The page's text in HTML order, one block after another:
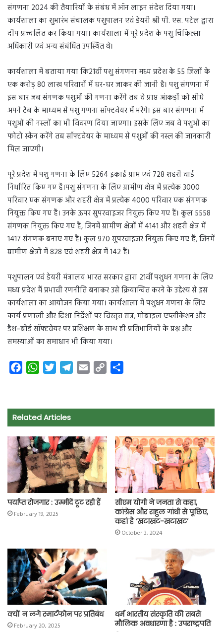
संगणना 2024 की तैयारियों के संबंध में ऑन लाइन संदेश दिया गया।
कार्यशाला का शुभारंभ संचालक पशुपालन एवं डेयरी श्री पी. एस. पटेल द्वारा
दीप प्रज्वलित कर किया गया। कार्यशाला में पूरे प्रदेश के पशु चिकित्सा
अधिकारी एवं अन्य संबंधित उपस्थित थे।
कार्यशाला में बताया गया कि21वीं पशु संगणना मध्य प्रदेश के 55 जिलों के
एक करोड़ 80 लाख परिवारों में घर-घर जाकर की जानी है। पशु संगणना में
इस बार जब संगणक पशुओं की गणना करेंगे तब वे प्राप्त आंकड़ों को सीधे
अपने टैब के माध्यम से पशु गणना सॉफ्टवेयर में भरेंगे। इस बार संगणना में
पशुओं की नस्लों का भी विवरण दिया जाएगा। इसके लिए जब वे पशुओं का
फोटो स्कैन करेंगे तब सॉफ्टवेयर के माध्यम से पशुओं की नस्ल की जानकारी
मिल जाएगी।
पूरे प्रदेश में पशु गणना के लिए 5264 इकाई ग्राम एवं 728 शहरी वार्ड
निर्धारित किए गए हैं।पशु संगणना के लिए ग्रामीण क्षेत्र में प्रत्येक 3000
परिवार एक संगणक और शहरी क्षेत्र में प्रत्येक 4000 परिवार एक संगणक
नियुक्त किए गए हैं। उनके ऊपर सुपरवाइजर नियुक्त किए गए हैं। कुल 5558
संगणक नियुक्त किए गए हैं, जिनमें ग्रामीण क्षेत्रों में 4141 और शहरी क्षेत्र में
1417 संगणक बनाए गए हैं। कुल 970 सुपरवाइजर नियुक्त किए गए हैं, जिनमें
ग्रामीण क्षेत्रों में 828 एवं शहरी क्षेत्र में 142 हैं।
पशुपालन एवं डेयरी मंत्रालय भारत सरकार द्वारा 21वीं पशुधन गणना के लिए
मध्य प्रदेश मैं प्रभावी रणनीति बनाकर उसे क्रियान्वित करने के उद्देश्य से इस
कार्यशाला का आयोजन किया गया। कार्यशाला में पशुधन गणना के लिए
कार्य प्रणाली और दिशा निर्देशों पर विस्तृत सत्र, मोबाइल एप्लीकेशन और
डैश–बोर्ड सॉफ्टवेयर पर प्रशिक्षण के साथ ही प्रतिभागियों के प्रश्न और
समस्याओं का समाधान भी किया गया।
e
b
o
k
W
t
s
p
p
t
t
r
e
a
m
i
y
n
r
Related Articles
पर्याप्त रोजगार : उम्मीदें टूट रही हैं
February 19, 2025
सीएम योगी ने जनता से कहा,
कांग्रेस और राहुल गांधी से पूछिए,
कहां है ‘खटाखट-खटाखट’
October 3, 2024
क्यों न लगे स्मार्टफोन पर प्रतिबंध
February 20, 2025
धर्म भारतीय संस्कृति की सबसे
मौलिक अवधारणा है : उपराष्ट्रपति